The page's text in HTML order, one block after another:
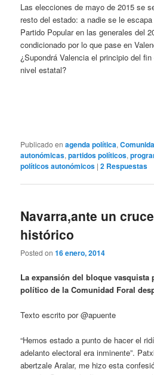
Las elecciones de mayo de 2015 se
resto del estado: a nadie se le
Partido Popular en las generales del
condicionado por lo que pase en
¿Supondrá Valencia el principio del
nivel estatal?
Publicado en agenda política,
autonómicas,partidos políticos,
políticos autonómicos |2 Respuestas
Navarra,ante un cruce
histórico
Posted on16 enero, 2014
La expansión del bloque
político de la Comunidad Foral
Texto escrito por @apuente
“Hemos estado a punto de hacer el
adelanto electoral era inminente”.
abertzale Aralar, me hizo esta